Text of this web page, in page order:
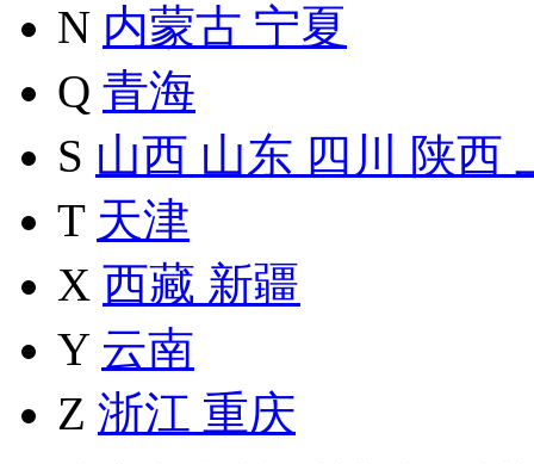
N 内蒙古 宁夏
Q 青海
S 山西 山东 四川 陕西
T 天津
X 西藏 新疆
Y 云南
Z 浙江 重庆